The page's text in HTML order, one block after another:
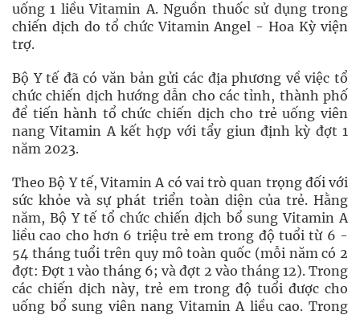
uống 1 liều Vitamin A. Nguồn thuốc sử dụng trong
chiến dịch do tổ chức Vitamin Angel - Hoa Kỳ viện
trợ.
Bộ Y tế đã có văn bản gửi các địa phương về việc tổ
chức chiến dịch hướng dẫn cho các tỉnh, thành phố
để tiến hành tổ chức chiến dịch cho trẻ uống viên
nang Vitamin A kết hợp với tẩy giun định kỳ đợt 1
năm 2023.
Theo Bộ Y tế, Vitamin A có vai trò quan trọng đối với
sức khỏe và sự phát triển toàn diện của trẻ. Hằng
năm, Bộ Y tế tổ chức chiến dịch bổ sung Vitamin A
liều cao cho hơn 6 triệu trẻ em trong độ tuổi từ 6 -
54 tháng tuổi trên quy mô toàn quốc (mỗi năm có 2
đợt: Đợt 1 vào tháng 6; và đợt 2 vào tháng 12). Trong
các chiến dịch này, trẻ em trong độ tuổi được cho
uống bổ sung viên nang Vitamin A liều cao. Trong